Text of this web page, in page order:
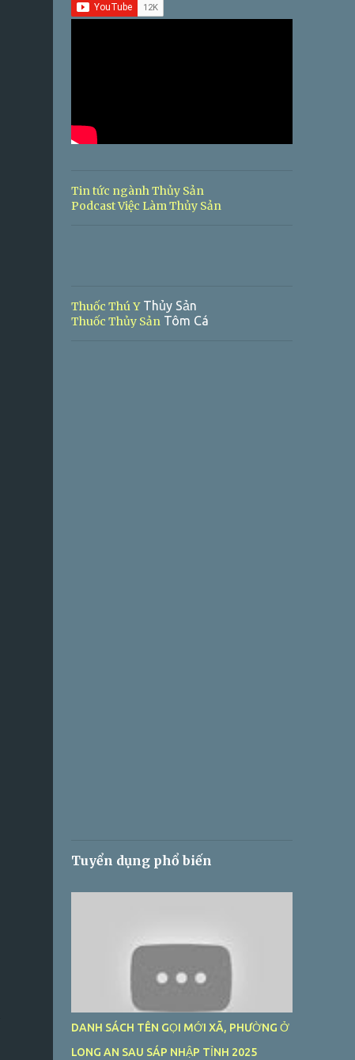
Tin tức ngành Thủy Sản
Podcast Việc Làm Thủy Sản
Thuốc Thú YThủy Sản
Thuốc Thủy Sản Tôm Cá
Tuyển dụng phổ biến
DANH SÁCH TÊN GỌI MỚI XÃ, PHƯỜNG Ở
LONG AN SAU SÁP NHẬP TỈNH 2025